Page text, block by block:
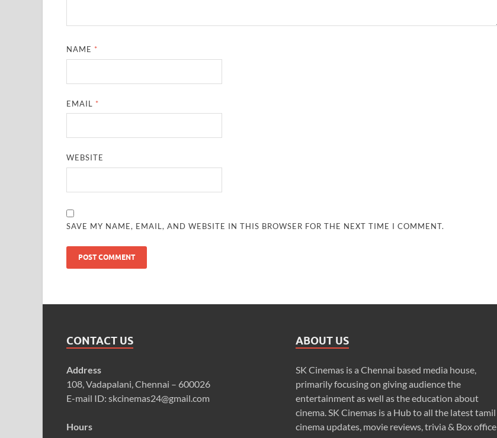
NAME *
EMAIL *
WEBSITE
SAVE MY NAME, EMAIL, AND WEBSITE IN THIS BROWSER FOR THE NEXT TIME I COMMENT.
CONTACT US
Address
108, Vadapalani, Chennai – 600026
E-mail ID: skcinemas24@gmail.com
Hours
ABOUT US
SK Cinemas is a Chennai based media house,
primarily focusing on giving audience the
entertainment as well as the education about
cinema. SK Cinemas is a Hub to all the latest tamil
cinema updates, movie reviews, trivia & Box office